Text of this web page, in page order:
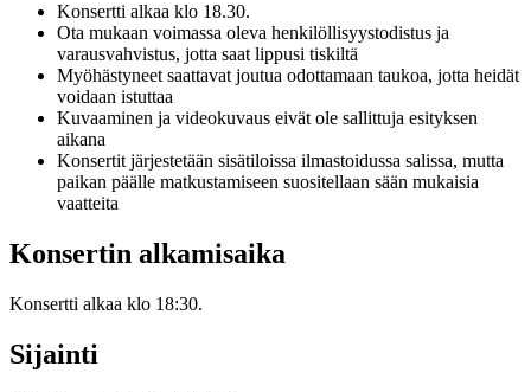
Konsertti alkaa klo 18.30.
Ota mukaan voimassa oleva henkilöllisyystodistus ja
varausvahvistus, jotta saat lippusi tiskiltä
Myöhästyneet saattavat joutua odottamaan taukoa, jotta heidät
voidaan istuttaa
Kuvaaminen ja videokuvaus eivät ole sallittuja esityksen
aikana
Konsertit järjestetään sisätiloissa ilmastoidussa salissa, mutta
paikan päälle matkustamiseen suositellaan sään mukaisia
vaatteita
Konsertin alkamisaika
Konsertti alkaa klo 18:30.
Sijainti